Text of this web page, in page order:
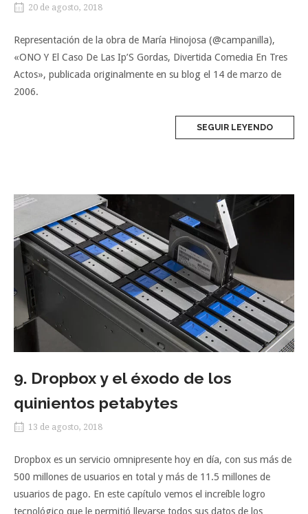
20 de agosto, 2018
Representación de la obra de María Hinojosa (@campanilla),
«ONO Y El Caso De Las Ip’S Gordas, Divertida Comedia En Tres
Actos», publicada originalmente en su blog el 14 de marzo de
2006.
SEGUIR LEYENDO
9. Dropbox y el éxodo de los
quinientos petabytes
13 de agosto, 2018
Dropbox es un servicio omnipresente hoy en día, con sus más de
500 millones de usuarios en total y más de 11.5 millones de
usuarios de pago. En este capítulo vemos el increíble logro
tecnológico que le permitió llevarse todos sus datos de los